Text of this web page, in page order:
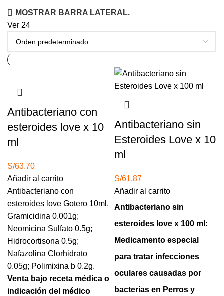
MOSTRAR BARRA LATERAL.
Ver 24
Antibacteriano con
esteroides love x 10
ml
S/63.70
Añadir al carrito
Antibacteriano con
esteroides love Gotero 10ml.
Gramicidina 0.001g;
Neomicina Sulfato 0.5g;
Hidrocortisona 0.5g;
Nafazolina Clorhidrato
0.05g; Polimixina b 0.2g.
Venta bajo receta médica o
indicación del médico
Antibacteriano sin
Esteroides Love x 10
ml
S/61.87
Añadir al carrito
Antibacteriano sin
esteroides love x 100 ml:
Medicamento especial
para tratar infecciones
oculares causadas por
bacterias en Perros y